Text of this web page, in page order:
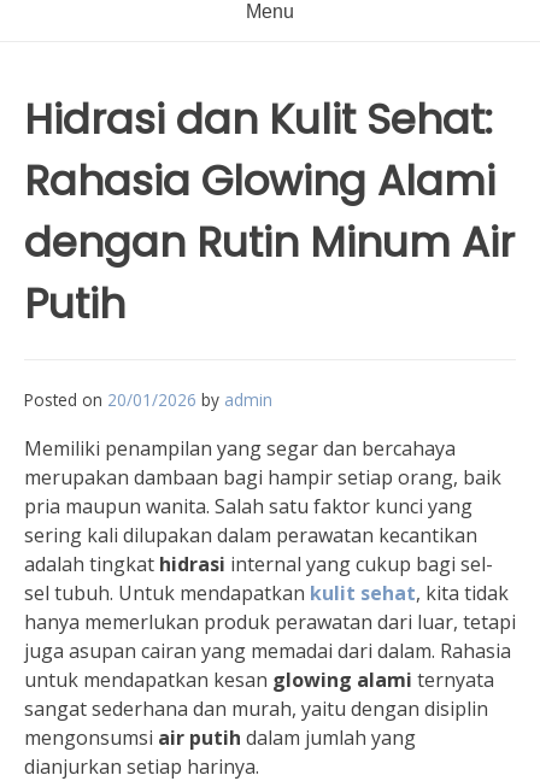
Menu
Hidrasi dan Kulit Sehat:
Rahasia Glowing Alami
dengan Rutin Minum Air
Putih
Posted on 20/01/2026 by admin
Memiliki penampilan yang segar dan bercahaya
merupakan dambaan bagi hampir setiap orang, baik
pria maupun wanita. Salah satu faktor kunci yang
sering kali dilupakan dalam perawatan kecantikan
adalah tingkat hidrasi internal yang cukup bagi sel-
sel tubuh. Untuk mendapatkan kulit sehat, kita tidak
hanya memerlukan produk perawatan dari luar, tetapi
juga asupan cairan yang memadai dari dalam. Rahasia
untuk mendapatkan kesan glowing alami ternyata
sangat sederhana dan murah, yaitu dengan disiplin
mengonsumsi air putih dalam jumlah yang
dianjurkan setiap harinya.